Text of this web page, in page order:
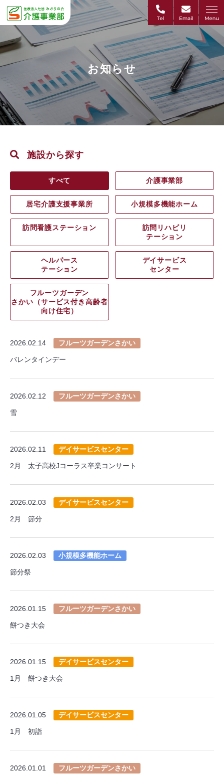
お知らせ
施設から探す
すべて 介護事業部
居宅介護支援事業所 小規模多機能ホーム
訪問看護ステーション
訪問リハビリ
テーション
ヘルパース
テーション
デイサービス
センター
フルーツガーデン
さかい（サービス付き高齢者
向け住宅）
2026.02.14 フルーツガーデンさかい
バレンタインデー
2026.02.12 フルーツガーデンさかい
雪
2026.02.11 デイサービスセンター
2月 太子高校Jコーラス卒業コンサート
2026.02.03 デイサービスセンター
2月 節分
2026.02.03 小規模多機能ホーム
節分祭
2026.01.15 フルーツガーデンさかい
餅つき大会
2026.01.15 デイサービスセンター
1月 餅つき大会
2026.01.05 デイサービスセンター
1月 初詣
2026.01.01 フルーツガーデンさかい